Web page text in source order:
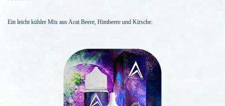
Ein leicht kühler Mix aus Acai Beere, Himbeere und Kirsche.